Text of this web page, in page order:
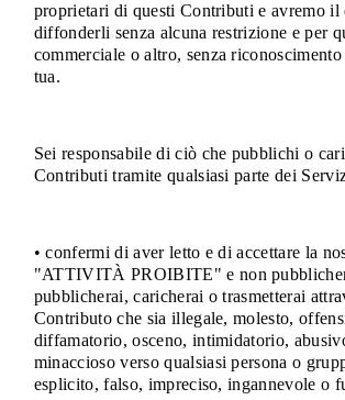
proprietari di questi Contributi e avremo
diffonderli senza alcuna restrizione e per
commerciale o altro, senza
tua.
Sei responsabile di ciò che pubblichi o
Contributi tramite qualsiasi parte dei
• confermi di aver letto e di accettare la
"ATTIVITÀ PROIBITE" e non
pubblicherai, caricherai o trasmetterai
Contributo che sia illegale, molesto,
diffamatorio, osceno, intimidatorio,
minaccioso verso qualsiasi persona o
esplicito, falso, impreciso, ingannevole o